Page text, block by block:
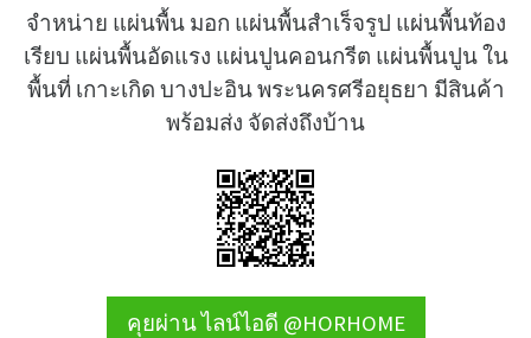
จำหน่าย แผ่นพื้น มอก แผ่นพื้นสำเร็จรูป แผ่นพื้นท้อง
เรียบ แผ่นพื้นอัดแรง แผ่นปูนคอนกรีต แผ่นพื้นปูน ใน
พื้นที่ เกาะเกิด บางปะอิน พระนครศรีอยุธยา มีสินค้า
พร้อมส่ง จัดส่งถึงบ้าน
คุยผ่าน ไลน์ไอดี @HORHOME